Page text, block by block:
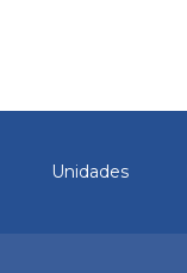
Unidades